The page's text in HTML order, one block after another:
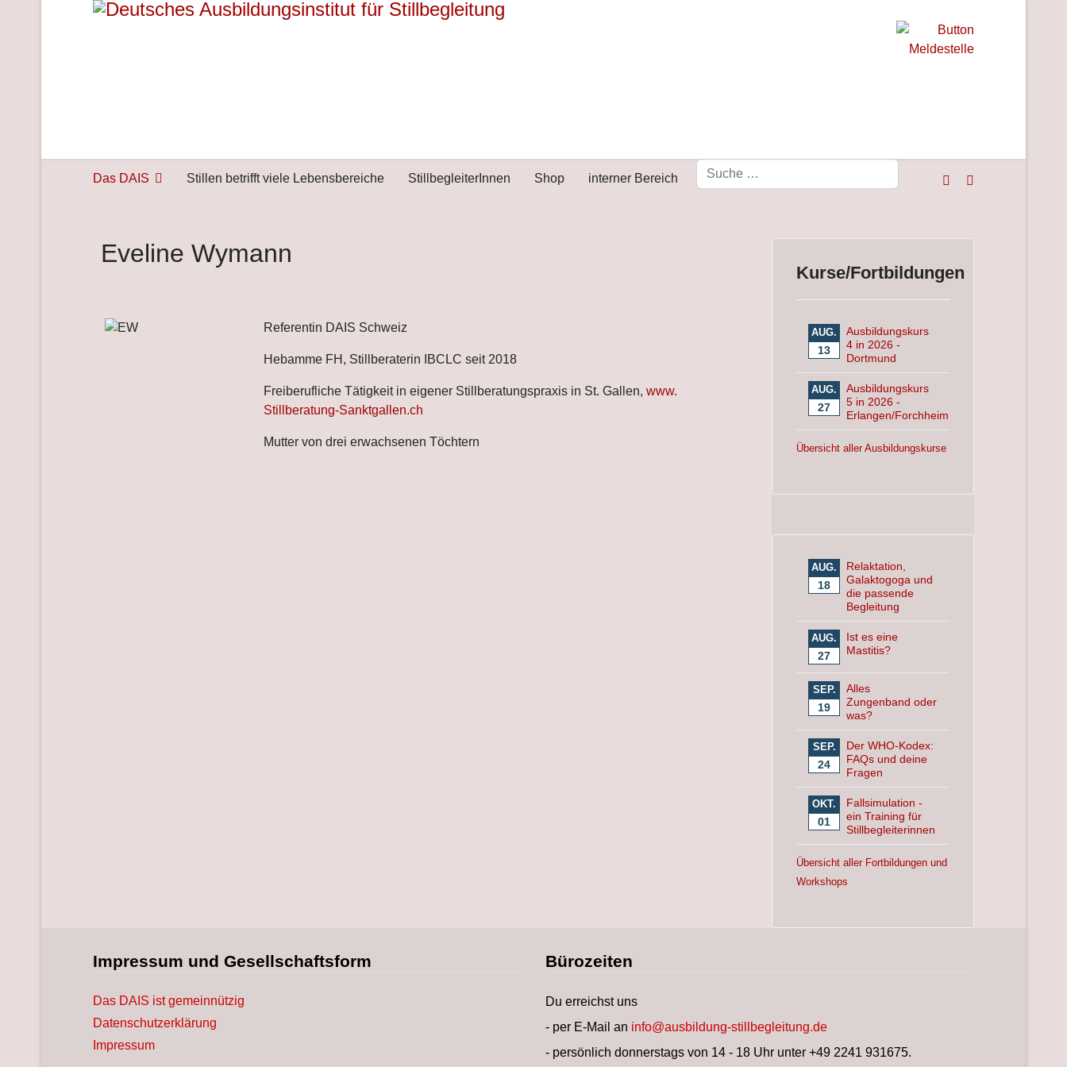
Das DAIS Stillen betrifft viele Lebensbereiche StillbegleiterInnen Shop interner Bereich
Eveline Wymann
Referentin DAIS Schweiz
Hebamme FH, Stillberaterin IBCLC seit 2018
Freiberufliche Tätigkeit in eigener Stillberatungspraxis in St. Gallen, www.
Stillberatung-Sanktgallen.ch
Mutter von drei erwachsenen Töchtern
Kurse/Fortbildungen
AUG.
13
Ausbildungskurs
4 in 2026 -
Dortmund
AUG.
27
Ausbildungskurs
5 in 2026 -
Erlangen/Forchheim
Übersicht aller Ausbildungskurse
AUG.
18
Relaktation,
Galaktogoga und
die passende
Begleitung
AUG.
27
Ist es eine
Mastitis?
SEP.
19
Alles
Zungenband oder
was?
SEP.
24
Der WHO-Kodex:
FAQs und deine
Fragen
OKT.
01
Fallsimulation -
ein Training für
Stillbegleiterinnen
Übersicht aller Fortbildungen und
Workshops
Impressum und Gesellschaftsform
Das DAIS ist gemeinnützig
Datenschutzerklärung
Impressum
Bürozeiten
Du erreichst uns
- per E-Mail an info@ausbildung-stillbegleitung.de
- persönlich donnerstags von 14 - 18 Uhr unter +49 2241 931675.